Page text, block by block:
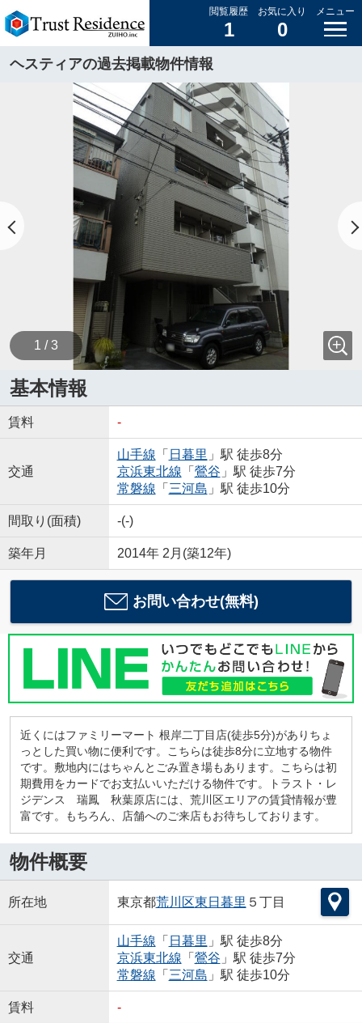
閲覧履歴
1
お気に入り
0
メニュー
ヘスティアの過去掲載物件情報
1 / 3
基本情報
賃料 -
交通
山手線 「 日暮里 」駅 徒歩8分
京浜東北線 「 鶯谷 」駅 徒歩7分
常磐線 「 三河島 」駅 徒歩10分
間取り(面積) -(-)
築年月 2014年 2月(築12年)
お問い合わせ(無料)
近くにはファミリーマート 根岸二丁目店(徒歩5分)がありちょ
っとした買い物に便利です。こちらは徒歩8分に立地する物件
です。敷地内にはちゃんとごみ置き場もあります。こちらは初
期費用をカードでお支払いいただける物件です。トラスト・レ
ジデンス 瑞鳳 秋葉原店には、荒川区エリアの賃貸情報が豊
富です。もちろん、店舗へのご来店もお待ちしております。
物件概要
所在地 東京都荒川区東日暮里 ５丁目
交通
山手線 「 日暮里 」駅 徒歩8分
京浜東北線 「 鶯谷 」駅 徒歩7分
常磐線 「 三河島 」駅 徒歩10分
賃料 -